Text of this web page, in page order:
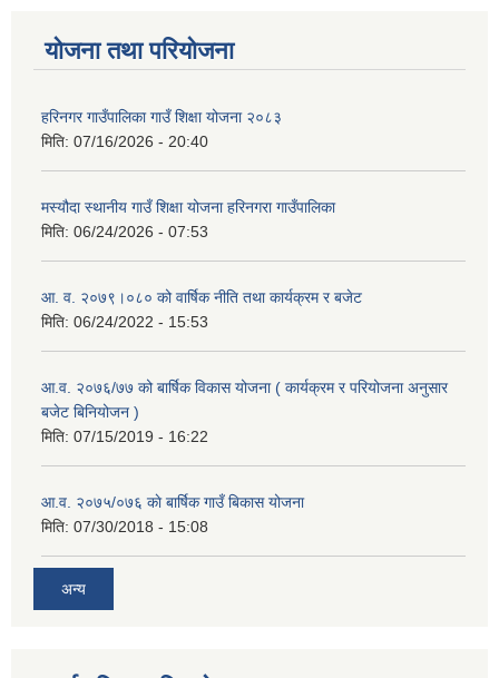
योजना तथा परियोजना
हरिनगर गाउँपालिका गाउँ शिक्षा योजना २०८३
मिति: 07/16/2026 - 20:40
मस्यौदा स्थानीय गाउँ शिक्षा योजना हरिनगरा गाउँपालिका
मिति: 06/24/2026 - 07:53
आ. व. २०७९।०८० को वार्षिक नीति तथा कार्यक्रम र बजेट
मिति: 06/24/2022 - 15:53
आ.व. २०७६/७७ को बार्षिक विकास योजना ( कार्यक्रम र परियोजना अनुसार
बजेट बिनियोजन )
मिति: 07/15/2019 - 16:22
आ.व. २०७५/०७६ काे बार्षिक गाउँ बिकास योजना
मिति: 07/30/2018 - 15:08
अन्य